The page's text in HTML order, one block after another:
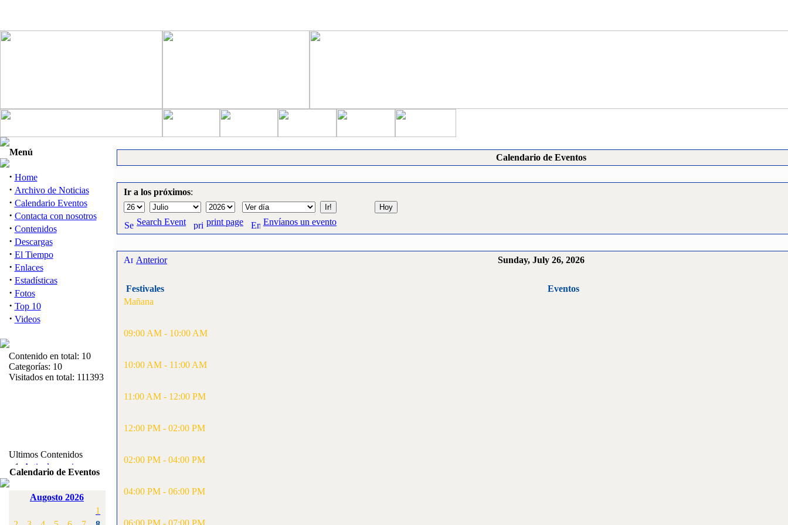
Menú
· Home
· Archivo de Noticias
· Calendario Eventos
· Contacta con nosotros
· Contenidos
· Descargas
· El Tiempo
· Enlaces
· Estadísticas
· Fotos
· Top 10
· Videos
Contenido en total: 10
Categorías: 10
Visitados en total: 111393
Ultimos Contenidos
1:
Articulos varios
[Visitas: 5713]
Campeonato de
[Visitas: 4136]
Calendario de Eventos
Augosto 2026
1
Calendario de Eventos
Ir a los próximos:
Search Event print page Envíanos un evento
Anterior Sunday, July 26, 2026
Festivales
Mañana
09:00 AM - 10:00 AM
10:00 AM - 11:00 AM
11:00 AM - 12:00 PM
12:00 PM - 02:00 PM
02:00 PM - 04:00 PM
04:00 PM - 06:00 PM
06:00 PM - 07:00 PM
Eventos